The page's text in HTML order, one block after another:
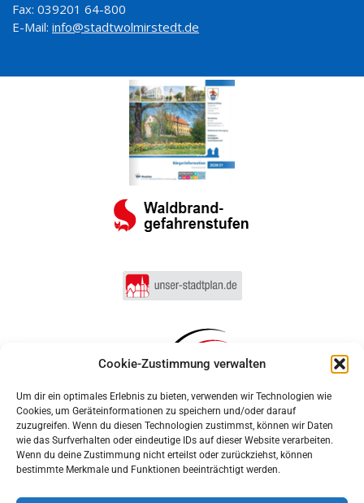
Cookie-Zustimmung verwalten
Um dir ein optimales Erlebnis zu bieten, verwenden wir Technologien wie
Cookies, um Geräteinformationen zu speichern und/oder darauf
zuzugreifen. Wenn du diesen Technologien zustimmst, können wir Daten
wie das Surfverhalten oder eindeutige IDs auf dieser Website verarbeiten.
Wenn du deine Zustimmung nicht erteilst oder zurückziehst, können
bestimmte Merkmale und Funktionen beeinträchtigt werden.
Fax: 039201 64-800
E-Mail: info@stadtwolmirstedt.de